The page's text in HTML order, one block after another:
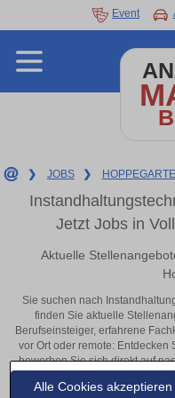
Alle Cookies akzeptieren
Event
❯ JOBS ❯
Jetzt Jobs in
Aktuelle
Sie suchen nach
finden Sie aktuelle
Berufseinsteiger, erfahrene
vor Ort oder remote: Entdecken
bewerben Sie sich direkt auf